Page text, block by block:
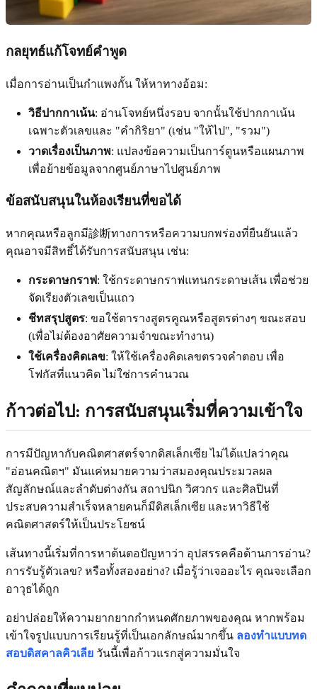
กลยุทธ์แก้โจทย์คำพูด
เมื่อการอ่านเป็นกำแพงกั้น ให้หาทางอ้อม:
วิธีปากกาเน้น: อ่านโจทย์หนึ่งรอบ จากนั้นใช้ปากกาเน้น
เฉพาะตัวเลขและ "คำกิริยา" (เช่น "ให้ไป", "รวม")
วาดเรื่องเป็นภาพ: แปลงข้อความเป็นการ์ตูนหรือแผนภาพ
เพื่อย้ายข้อมูลจากศูนย์ภาษาไปศูนย์ภาพ
ข้อสนับสนุนในห้องเรียนที่ขอได้
หากคุณหรือลูกมี診断ทางการหรือความบกพร่องที่ยืนยันแล้ว
คุณอาจมีสิทธิ์ได้รับการสนับสนุน เช่น:
กระดาษกราฟ: ใช้กระดาษกราฟแทนกระดาษเส้น เพื่อช่วย
จัดเรียงตัวเลขเป็นแถว
ชีทสรุปสูตร: ขอใช้ตารางสูตรคูณหรือสูตรต่างๆ ขณะสอบ
(เพื่อไม่ต้องอาศัยความจำขณะทำงาน)
ใช้เครื่องคิดเลข: ให้ใช้เครื่องคิดเลขตรวจคำตอบ เพื่อ
โฟกัสที่แนวคิด ไม่ใช่การคำนวณ
ก้าวต่อไป: การสนับสนุนเริ่มที่ความเข้าใจ
การมีปัญหากับคณิตศาสตร์จากดิสเล็กเซีย ไม่ได้แปลว่าคุณ
"อ่อนคณิตฯ" มันแค่หมายความว่าสมองคุณประมวลผล
สัญลักษณ์และลำดับต่างกัน สถาปนิก วิศวกร และศิลปินที่
ประสบความสำเร็จหลายคนก็มีดิสเล็กเซีย และหาวิธีใช้
คณิตศาสตร์ให้เป็นประโยชน์
เส้นทางนี้เริ่มที่การหาต้นตอปัญหาว่า อุปสรรคคือด้านการอ่าน?
การรับรู้ตัวเลข? หรือทั้งสองอย่าง? เมื่อรู้ว่าเจออะไร คุณจะเลือก
อาวุธได้ถูก
อย่าปล่อยให้ความยากยากกำหนดศักยภาพของคุณ หากพร้อม
เข้าใจรูปแบบการเรียนรู้ที่เป็นเอกลักษณ์มากขึ้น ลองทำแบบทด
สอบดิสคาลคิวเลีย วันนี้เพื่อก้าวแรกสู่ความมั่นใจ